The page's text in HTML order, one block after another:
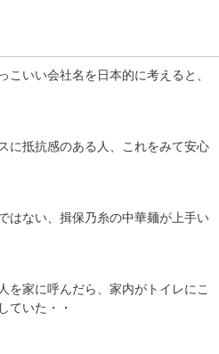
こいい会社名を日本的に考えると、
に抵抗感のある人、これをみて安心
はない、揖保乃糸の中華麺が上手い
を家に呼んだら、家内がトイレにこ
ていた・・